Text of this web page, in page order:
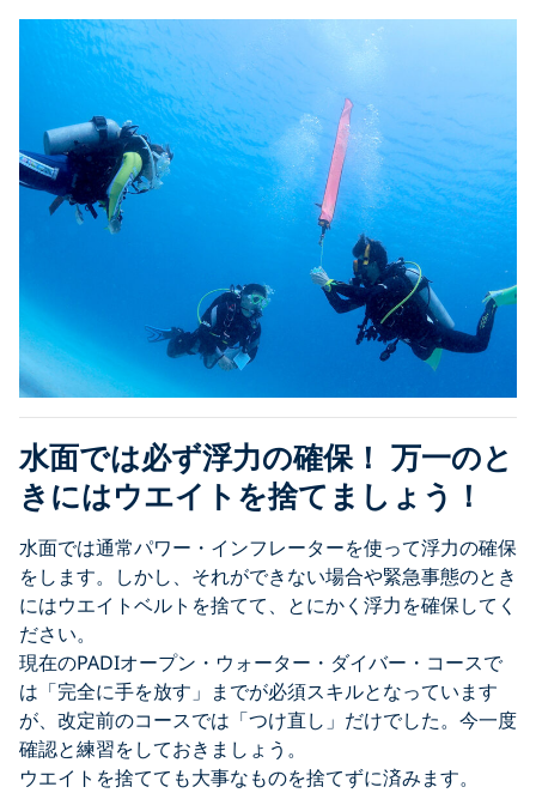
水面では必ず浮力の確保！ 万一のと
きにはウエイトを捨てましょう！
水面では通常パワー・インフレーターを使って浮力の確保
をします。しかし、それができない場合や緊急事態のとき
にはウエイトベルトを捨てて、とにかく浮力を確保してく
ださい。
現在のPADIオープン・ウォーター・ダイバー・コースで
は「完全に手を放す」までが必須スキルとなっています
が、改定前のコースでは「つけ直し」だけでした。今一度
確認と練習をしておきましょう。
ウエイトを捨てても大事なものを捨てずに済みます。